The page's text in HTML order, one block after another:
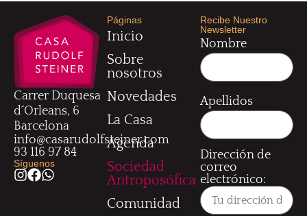
Carrer Duquesa
d´Orleans, 6
Barcelona
info@casarudolfsteiner.com
93 116 97 84
Síguenos
Páginas
Inicio
Sobre
nosotros
Novedades
La Casa
Agenda
Sociedad
Antroposófica
Comunidad
Recibe Nuestro
Newsletter
Nombre
Apellidos
Dirección de
correo
electrónico: